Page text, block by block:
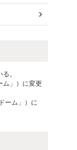
。
ム」）に変更
ーム」）に